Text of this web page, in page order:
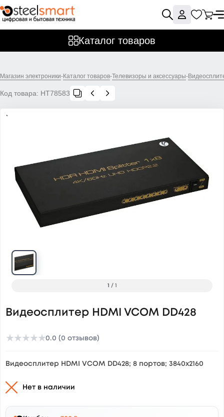
Каталог товаров
Магазин электроники-Каталог товаров-Телевизоры и аксессуары-
Код товара: НТ78583
1 / 1
Видеосплитер HDMI VCOM DD428
★★★★★0.0 (0 отзывов)
Видеосплитер HDMI VCOM DD428; 8 портов; 3840x2160
Нет в наличии